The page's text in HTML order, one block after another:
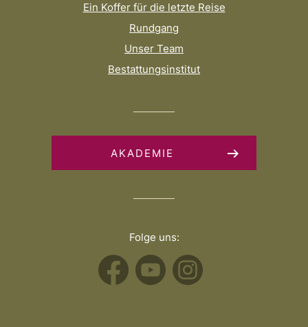
Ein Koffer für die letzte Reise
Rundgang
Unser Team
Bestattungsinstitut
AKADEMIE
Folge uns: